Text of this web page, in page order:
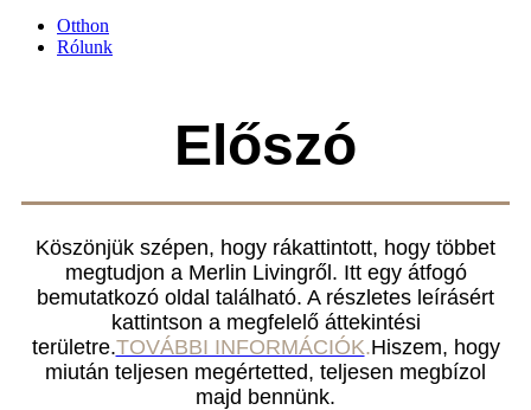
Otthon
Rólunk
Előszó
Köszönjük szépen, hogy rákattintott, hogy többet
megtudjon a Merlin Livingről. Itt egy átfogó
bemutatkozó oldal található. A részletes leírásért
kattintson a megfelelő áttekintési
területre.TOVÁBBI INFORMÁCIÓK.Hiszem, hogy
miután teljesen megértetted, teljesen megbízol
majd bennünk.